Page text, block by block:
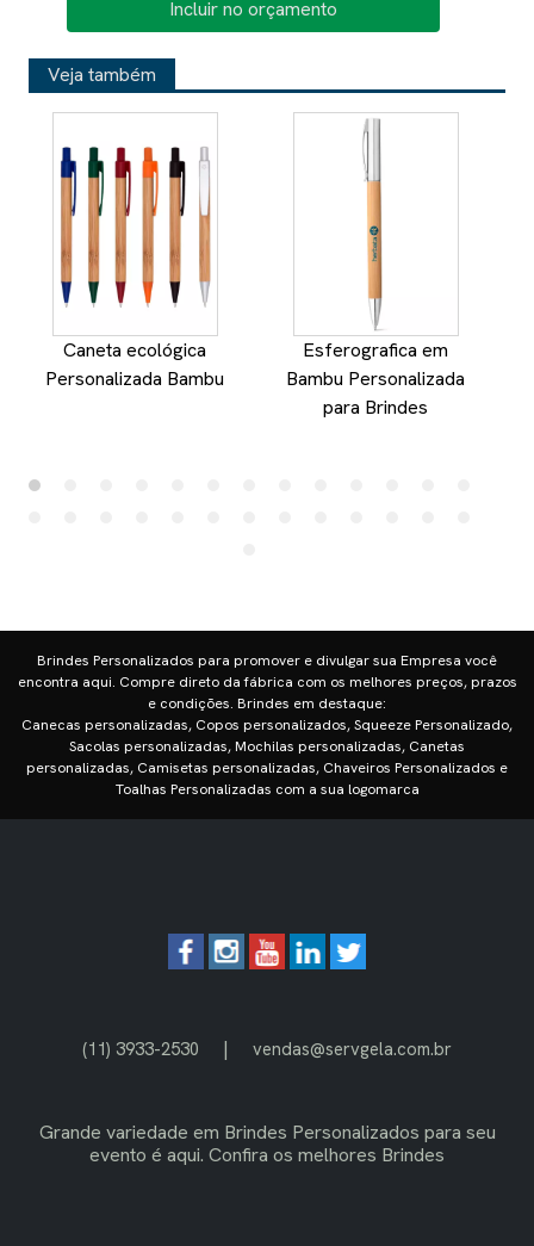
Incluir no orçamento
Veja também
Caneta ecológica
Personalizada Bambu
Esferografica em
Bambu Personalizada
para Brindes
Brindes Personalizados para promover e divulgar sua Empresa você
encontra aqui. Compre direto da fábrica com os melhores preços, prazos
e condições. Brindes em destaque:
Canecas personalizadas, Copos personalizados, Squeeze Personalizado,
Sacolas personalizadas, Mochilas personalizadas, Canetas
personalizadas, Camisetas personalizadas, Chaveiros Personalizados e
Toalhas Personalizadas com a sua logomarca
(11) 3933-2530 | vendas@servgela.com.br
Grande variedade em Brindes Personalizados para seu
evento é aqui. Confira os melhores Brindes